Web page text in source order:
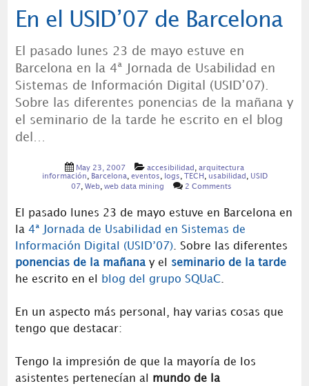
En el USID’07 de Barcelona
El pasado lunes 23 de mayo estuve en
Barcelona en la 4ª Jornada de Usabilidad en
Sistemas de Información Digital (USID’07).
Sobre las diferentes ponencias de la mañana y
el seminario de la tarde he escrito en el blog
del…
May 23, 2007 accesibilidad
arquitectura
información
Barcelona eventos logs TECH usabilidad
USID
07
Web, web data mining 2 Comments
El pasado lunes 23 de mayo estuve en Barcelona en
la 4ª Jornada de Usabilidad en Sistemas de
Información Digital (USID’07). Sobre las diferentes
ponencias de la mañanay el seminario de la tarde
he escrito en el
blog del grupo SQUaC.
En un aspecto más personal, hay varias cosas que
tengo que destacar:
Tengo la impresión de que la mayoría de los
asistentes pertenecían al mundo de la